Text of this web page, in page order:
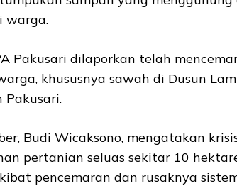
warga.
Pakusari dilaporkan telah
khususnya sawah di Dusun
Pakusari.
Budi Wicaksono, mengatakan
pertanian seluas sekitar 10
pencemaran dan rusaknya